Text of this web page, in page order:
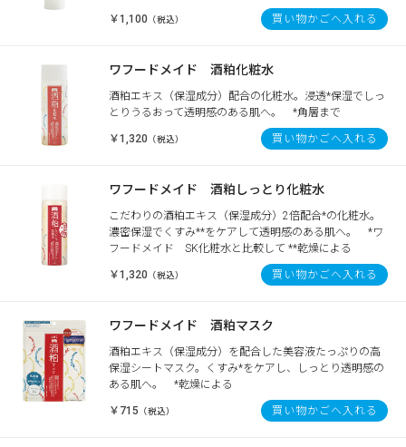
￥1,100 （税込） 買い物かごへ入れる
ワフードメイド 酒粕化粧水
酒粕エキス（保湿成分）配合の化粧水。浸透*保湿でしっ
とりうるおって透明感のある肌へ。 *角層まで
￥1,320 （税込） 買い物かごへ入れる
ワフードメイド 酒粕しっとり化粧水
こだわりの酒粕エキス（保湿成分）2倍配合*の化粧水。
濃密保湿でくすみ**をケアして透明感のある肌へ。 *ワ
フードメイド SK化粧水と比較して **乾燥による
￥1,320 （税込） 買い物かごへ入れる
ワフードメイド 酒粕マスク
酒粕エキス（保湿成分）を配合した美容液たっぷりの高
保湿シートマスク。くすみ*をケアし、しっとり透明感の
ある肌へ。 *乾燥による
￥715 （税込） 買い物かごへ入れる